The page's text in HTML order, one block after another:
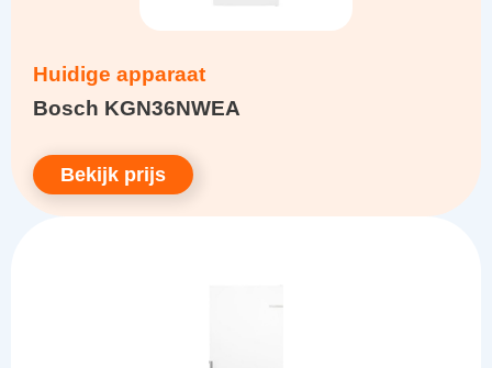
Huidige apparaat
Bosch KGN36NWEA
Bekijk prijs